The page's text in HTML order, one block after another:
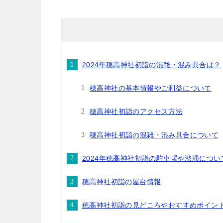
2024年穂高神社初詣の混雑・混み具合は？
穂高神社の基本情報やご利益について
穂高神社初詣のアクセス方法
穂高神社初詣の混雑・混み具合について
2024年穂高神社初詣の駐車場や渋滞につい
穂高神社初詣の屋台情報
穂高神社初詣の見どころやおすすめポイン